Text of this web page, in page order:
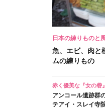
日本の練りものと
魚、エビ、肉と
ムの練りもの
赤く優美な『女の砦』
アンコール遺跡群
テアイ・スレイ寺